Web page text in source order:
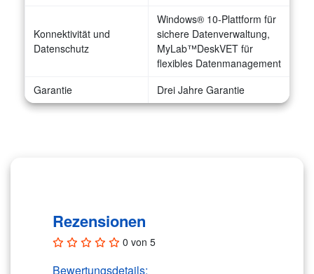
Konnektivität und
Datenschutz
Windows® 10-Plattform für
sichere Datenverwaltung,
MyLab™DeskVET für
flexibles Datenmanagement
Garantie
Drei Jahre Garantie
Rezensionen
0 von 5
Bewertungsdetails: